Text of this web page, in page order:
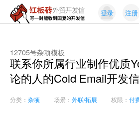
红
砖
外
贸
开
发
信
封
能
收
到
回
登录 注册
12705号杂项模板
联系你所属行业制作优质
论的人的Cold Email开发
分类： 杂项 场景： 外联/拓展 权限： 付